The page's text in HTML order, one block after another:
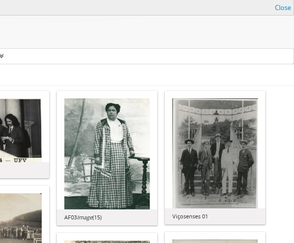
Close
AF03Image(15) Viçosenses 01